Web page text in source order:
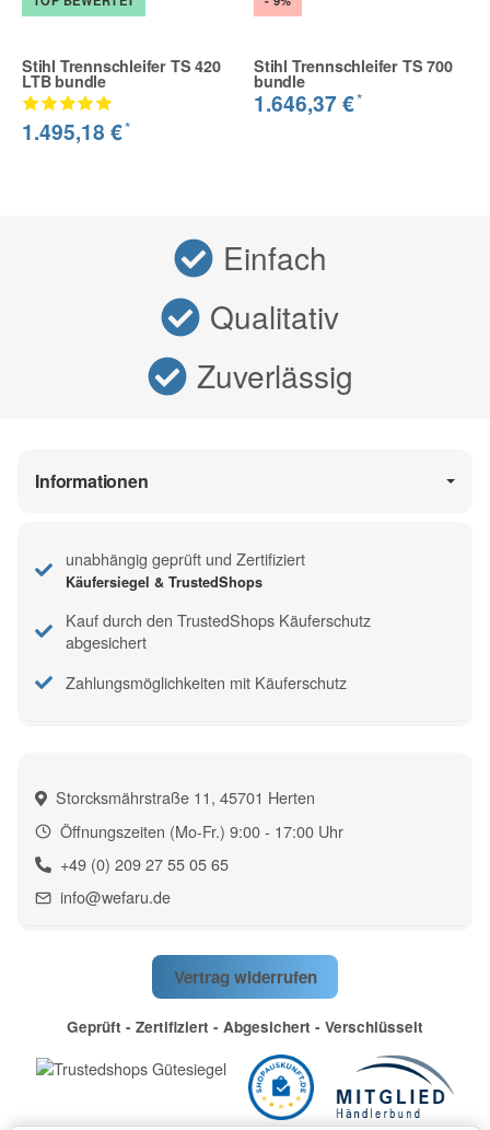
Stihl Trennschleifer TS 420
LTB bundle
1.495,18 €*
Stihl Trennschleifer TS 700
bundle
1.646,37 €*
Einfach
Qualitativ
Zuverlässig
Storcksmährstraße 11, 45701 Herten
Öffnungszeiten (Mo-Fr.) 9:00 - 17:00 Uhr
+49 (0) 209 27 55 05 65
info@wefaru.de
Informationen
unabhängig geprüft und Zertifiziert
Käufersiegel & TrustedShops
Kauf durch den TrustedShops Käuferschutz
abgesichert
Zahlungsmöglichkeiten mit Käuferschutz
Vertrag widerrufen
Geprüft - Zertifiziert - Abgesichert - Verschlüsselt